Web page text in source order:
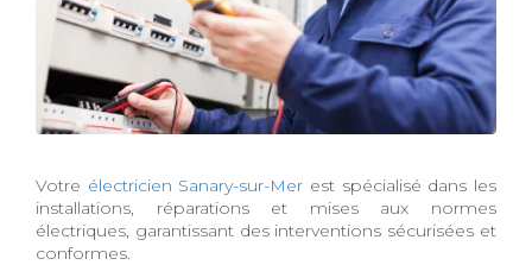
Votre électricien Sanary-sur-Mer est spécialisé dans les
installations, réparations et mises aux normes
électriques, garantissant des interventions sécurisées et
conformes.